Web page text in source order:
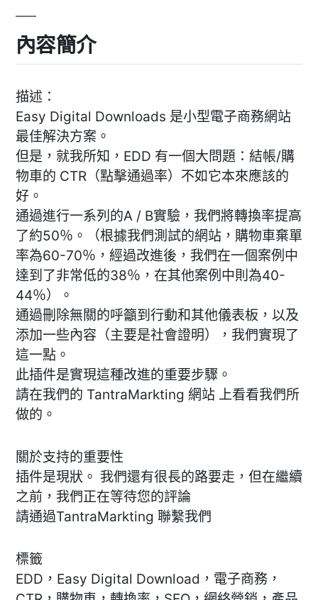
內容簡介
描述：
Easy Digital Downloads 是小型電子商務網站
最佳解決方案。
但是，就我所知，EDD 有一個大問題：結帳/購
物車的 CTR（點擊通過率）不如它本來應該的
好。
通過進行一系列的A / B實驗，我們將轉換率提高
了約50％。（根據我們測試的網站，購物車棄單
率為60-70％，經過改進後，我們在一個案例中
達到了非常低的38％，在其他案例中則為40-
44％）。
通過刪除無關的呼籲到行動和其他儀表板，以及
添加一些內容（主要是社會證明），我們實現了
這一點。
此插件是實現這種改進的重要步驟。
請在我們的 TantraMarkting 網站 上看看我們所
做的。
關於支持的重要性
插件是現狀。 我們還有很長的路要走，但在繼續
之前，我們正在等待您的評論
請通過TantraMarkting 聯繫我們
標籤
EDD，Easy Digital Download，電子商務，